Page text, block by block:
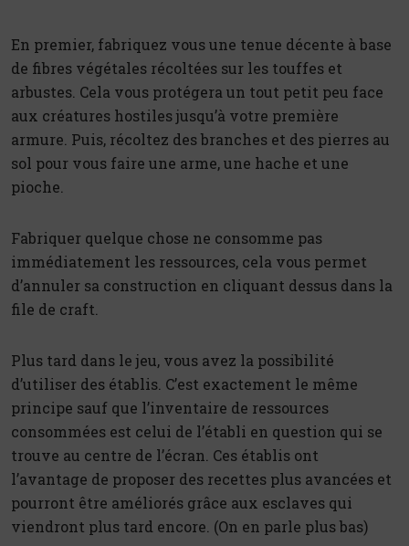
En premier, fabriquez vous une tenue décente à base
de fibres végétales récoltées sur les touffes et
arbustes. Cela vous protégera un tout petit peu face
aux créatures hostiles jusqu’à votre première
armure. Puis, récoltez des branches et des pierres au
sol pour vous faire une arme, une hache et une
pioche.
Fabriquer quelque chose ne consomme pas
immédiatement les ressources, cela vous permet
d’annuler sa construction en cliquant dessus dans la
file de craft.
Plus tard dans le jeu, vous avez la possibilité
d’utiliser des établis. C’est exactement le même
principe sauf que l’inventaire de ressources
consommées est celui de l’établi en question qui se
trouve au centre de l’écran. Ces établis ont
l’avantage de proposer des recettes plus avancées et
pourront être améliorés grâce aux esclaves qui
viendront plus tard encore. (On en parle plus bas)